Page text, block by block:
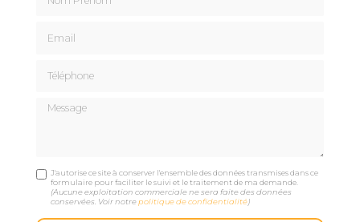
Message
J'autorise ce site à conserver l'ensemble des données transmises dans ce
formulaire pour faciliter le suivi et le traitement de ma demande.
(Aucune exploitation commerciale ne sera faite des données
conservées. Voir notrepolitique de confidentialité)